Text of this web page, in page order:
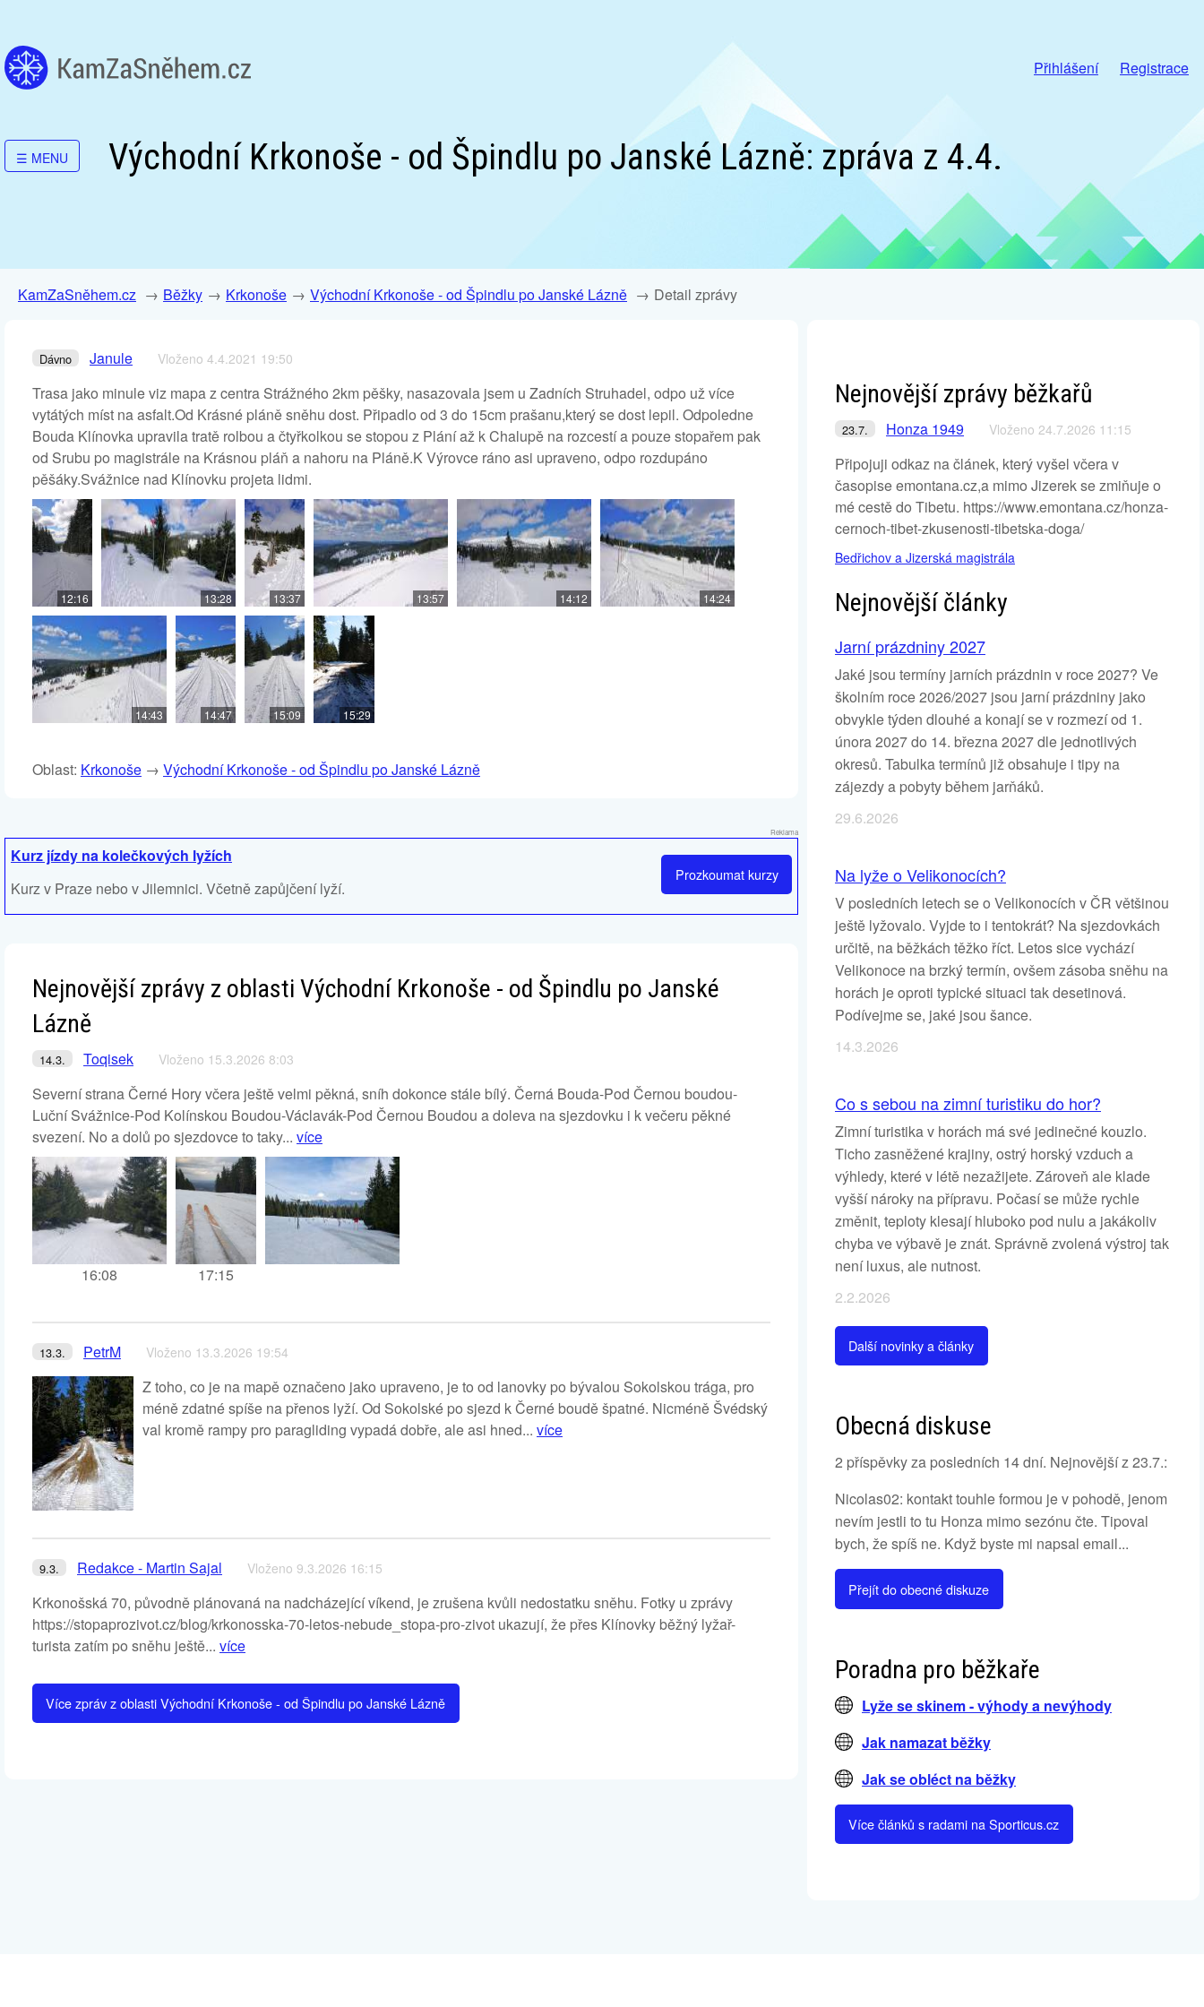
Přihlášení Registrace
☰ MENU Východní Krkonoše - od Špindlu po Janské Lázně: zpráva z 4.4.
KamZaSněhem.cz Běžky Krkonoše Východní Krkonoše - od Špindlu po Janské Lázně Detail zprávy
Dávno Janule Vloženo 4.4.2021 19:50
Trasa jako minule viz mapa z centra Strážného 2km pěšky, nasazovala jsem u Zadních Struhadel, odpo už více
vytátých míst na asfalt.Od Krásné pláně sněhu dost. Připadlo od 3 do 15cm prašanu,který se dost lepil. Odpoledne
Bouda Klínovka upravila tratě rolbou a čtyřkolkou se stopou z Plání až k Chalupě na rozcestí a pouze stopařem pak
od Srubu po magistrále na Krásnou pláň a nahoru na Pláně.K Výrovce ráno asi upraveno, odpo rozdupáno
pěšáky.Svážnice nad Klínovku projeta lidmi.
12:16 13:28 13:37 13:57 14:12 14:24
14:43 14:47 15:09 15:29
Oblast: Krkonoše → Východní Krkonoše - od Špindlu po Janské Lázně
Reklama
Prozkoumatkurzy
Kurz jízdy na kolečkových lyžích
Kurz v Praze nebo v Jilemnici. Včetně zapůjčení lyží.
Nejnovější zprávy z oblasti Východní Krkonoše - od Špindlu po Janské
Lázně
14.3. Toqisek Vloženo 15.3.2026 8:03
Severní strana Černé Hory včera ještě velmi pěkná, sníh dokonce stále bílý. Černá Bouda-Pod Černou boudou-
Luční Svážnice-Pod Kolínskou Boudou-Václavák-Pod Černou Boudou a doleva na sjezdovku i k večeru pěkné
svezení. No a dolů po sjezdovce to taky... více
16:08 17:15
13.3. PetrM Vloženo 13.3.2026 19:54
Z toho, co je na mapě označeno jako upraveno, je to od lanovky po bývalou Sokolskou trága, pro
méně zdatné spíše na přenos lyží. Od Sokolské po sjezd k Černé boudě špatné. Nicméně Švédský
val kromě rampy pro paragliding vypadá dobře, ale asi hned... více
9.3. Redakce - Martin Sajal Vloženo 9.3.2026 16:15
Krkonošská 70, původně plánovaná na nadcházející víkend, je zrušena kvůli nedostatku sněhu. Fotky u zprávy
https://stopaprozivot.cz/blog/krkonosska-70-letos-nebude_stopa-pro-zivot ukazují, že přes Klínovky běžný lyžař-
turista zatím po sněhu ještě... více
Více zpráv z oblasti Východní Krkonoše - od Špindlu po Janské Lázně
Nejnovější zprávy běžkařů
23.7. Honza 1949 Vloženo 24.7.2026 11:15
Připojuji odkaz na článek, který vyšel včera v
časopise emontana.cz,a mimo Jizerek se zmiňuje o
mé cestě do Tibetu. https://www.emontana.cz/honza-
cernoch-tibet-zkusenosti-tibetska-doga/
Bedřichov a Jizerská magistrála
Nejnovější články
Jarní prázdniny 2027
Jaké jsou termíny jarních prázdnin v roce 2027? Ve
školním roce 2026/2027 jsou jarní prázdniny jako
obvykle týden dlouhé a konají se v rozmezí od 1.
února 2027 do 14. března 2027 dle jednotlivých
okresů. Tabulka termínů již obsahuje i tipy na
zájezdy a pobyty během jarňáků.
29.6.2026
Na lyže o Velikonocích?
V posledních letech se o Velikonocích v ČR většinou
ještě lyžovalo. Vyjde to i tentokrát? Na sjezdovkách
určitě, na běžkách těžko říct. Letos sice vychází
Velikonoce na brzký termín, ovšem zásoba sněhu na
horách je oproti typické situaci tak desetinová.
Podívejme se, jaké jsou šance.
14.3.2026
Co s sebou na zimní turistiku do hor?
Zimní turistika v horách má své jedinečné kouzlo.
Ticho zasněžené krajiny, ostrý horský vzduch a
výhledy, které v létě nezažijete. Zároveň ale klade
vyšší nároky na přípravu. Počasí se může rychle
změnit, teploty klesají hluboko pod nulu a jakákoliv
chyba ve výbavě je znát. Správně zvolená výstroj tak
není luxus, ale nutnost.
2.2.2026
Další novinky a články
Obecná diskuse
2 příspěvky za posledních 14 dní. Nejnovější z 23.7.:
Nicolas02: kontakt touhle formou je v pohodě, jenom
nevím jestli to tu Honza mimo sezónu čte. Tipoval
bych, že spíš ne. Když byste mi napsal email...
Přejít do obecné diskuze
Poradna pro běžkaře
Lyže se skinem - výhody a nevýhody
Jak namazat běžky
Jak se obléct na běžky
Více článků s radami na Sporticus.cz